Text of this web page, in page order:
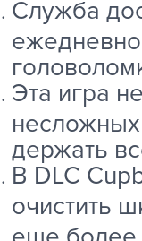
Служба
Эта игра
несложных
держать
В DLC
очистить